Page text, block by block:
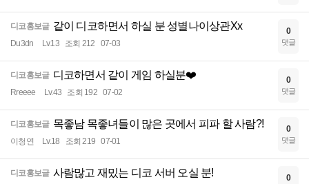
디코홍보글 같이 디코하면서 하실 분 성별나이상관Xx
Du3dn Lv.13 조회 212 07-03
0
댓글
디코홍보글 디코하면서 같이 게임 하실분❤️
Rreeee Lv.43 조회 192 07-02
0
댓글
디코홍보글 목좋남 목좋녀들이 많은 곳에서 피파 할 사람?!
이청연 Lv.18 조회 219 07-01
0
댓글
디코홍보글 사람많고 재밌는 디코 서버 오실 분! 0